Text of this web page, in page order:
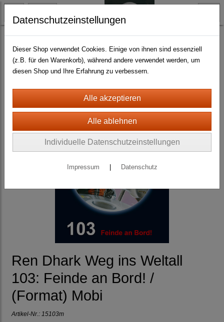
Science Fiction
Ren Dhark Weg ins Weltall
103: Feinde an Bord! /
(Format) Mobi
Artikel-Nr.: 15103m
Datenschutzeinstellungen
Dieser Shop verwendet Cookies. Einige von ihnen sind essenziell
(z.B. für den Warenkorb), während andere verwendet werden, um
diesen Shop und Ihre Erfahrung zu verbessern.
Individuelle Datenschutzeinstellungen
Impressum Datenschutz